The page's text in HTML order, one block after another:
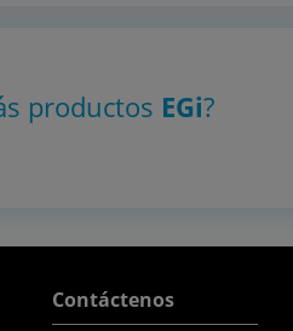
productos EGi?
Contáctenos